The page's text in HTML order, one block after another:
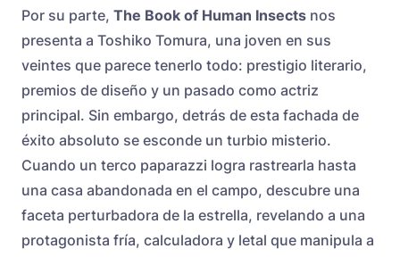
Por su parte, The Book of Human Insects nos
presenta a Toshiko Tomura, una joven en sus
veintes que parece tenerlo todo: prestigio literario,
premios de diseño y un pasado como actriz
principal. Sin embargo, detrás de esta fachada de
éxito absoluto se esconde un turbio misterio.
Cuando un terco paparazzi logra rastrearla hasta
una casa abandonada en el campo, descubre una
faceta perturbadora de la estrella, revelando a una
protagonista fría, calculadora y letal que manipula a